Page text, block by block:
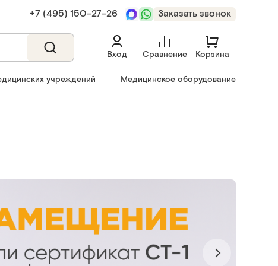
+7 (495) 150‑27‑26 Заказать звонок
Вход Сравнение Корзина
учреждений Медицинское оборудование